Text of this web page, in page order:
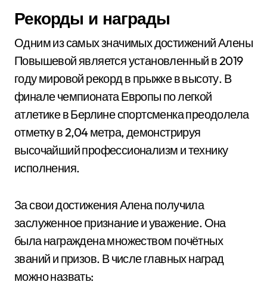
Рекорды и награды
Одним из самых значимых достижений Алены
Повышевой является установленный в 2019
году мировой рекорд в прыжке в высоту. В
финале чемпионата Европы по легкой
атлетике в Берлине спортсменка преодолела
отметку в 2,04 метра, демонстрируя
высочайший профессионализм и технику
исполнения.
За свои достижения Алена получила
заслуженное признание и уважение. Она
была награждена множеством почётных
званий и призов. В числе главных наград
можно назвать: